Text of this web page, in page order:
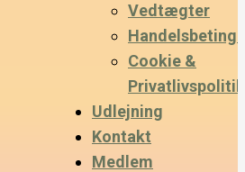
Vedtægter
Cookie &
Privatlivspolitik
Udlejning
Kontakt
Medlem